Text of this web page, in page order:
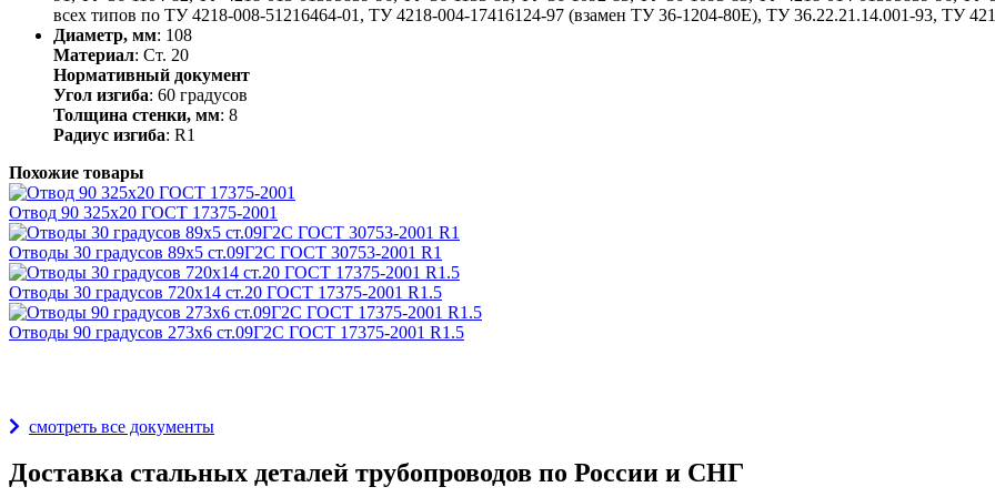
всех типов по ТУ 4218-008-51216464-01, ТУ 4218-004-17416124-97 (взамен ТУ 36-1204-80Е), ТУ 36.22.21.14.001-93, ТУ
Диаметр, мм: 108
Материал: Ст. 20
Нормативный документ
Угол изгиба: 60 градусов
Толщина стенки, мм: 8
Радиус изгиба: R1
Похожие товары
Отвод 90 325х20 ГОСТ 17375-2001
Отводы 30 градусов 89х5 ст.09Г2С ГОСТ 30753-2001 R1
Отводы 30 градусов 720х14 ст.20 ГОСТ 17375-2001 R1.5
Отводы 90 градусов 273х6 ст.09Г2С ГОСТ 17375-2001 R1.5
смотреть все документы
Доставка стальных деталей трубопроводов по России и СНГ